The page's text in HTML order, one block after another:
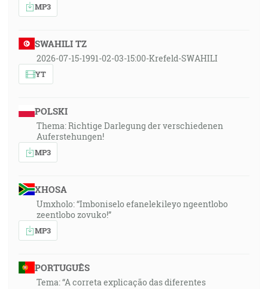
MP3
SWAHILI TZ
2026-07-15-1991-02-03-15:00-Krefeld-SWAHILI
YT
POLSKI
Thema: Richtige Darlegung der verschiedenen
Auferstehungen!
MP3
XHOSA
Umxholo: “Imboniselo efanelekileyo ngeentlobo
zeentlobo zovuko!”
MP3
PORTUGUÊS
Tema: “A correta explicação das diferentes